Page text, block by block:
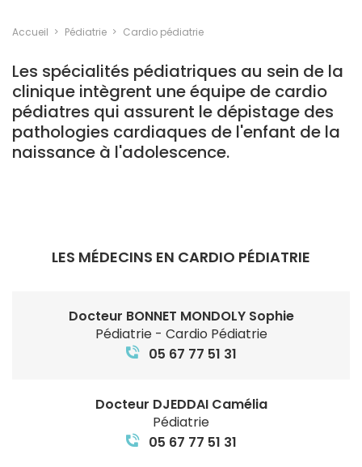
Accueil Pédiatrie Cardio pédiatrie
Les spécialités pédiatriques au sein de la
clinique intègrent une équipe de cardio
pédiatres qui assurent le dépistage des
pathologies cardiaques de l'enfant de la
naissance à l'adolescence.
LES MÉDECINS EN CARDIO PÉDIATRIE
Docteur BONNET MONDOLY Sophie
Pédiatrie - Cardio Pédiatrie
05 67 77 51 31
Docteur DJEDDAI Camélia
Pédiatrie
05 67 77 51 31